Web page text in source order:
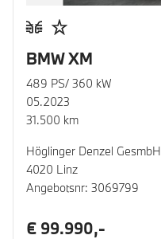
BMW XM
489 PS/ 360 kW
05.2023
31.500 km
Höglinger Denzel GesmbH
4020 Linz
Angebotsnr: 3069799
€ 99.990,-